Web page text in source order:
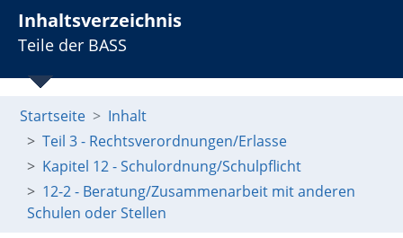
Inhaltsverzeichnis
Teile der BASS
Startseite
Inhalt
Teil 3 - Rechtsverordnungen/Erlasse
Kapitel 12 - Schulordnung/Schulpflicht
12-2 - Beratung/Zusammenarbeit mit anderen
Schulen oder Stellen